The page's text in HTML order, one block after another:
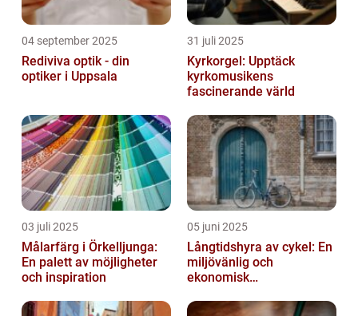
04 september 2025
Rediviva optik - din
optiker i Uppsala
31 juli 2025
Kyrkorgel: Upptäck
kyrkomusikens
fascinerande värld
03 juli 2025
Målarfärg i Örkelljunga:
En palett av möjligheter
och inspiration
05 juni 2025
Långtidshyra av cykel: En
miljövänlig och
ekonomisk